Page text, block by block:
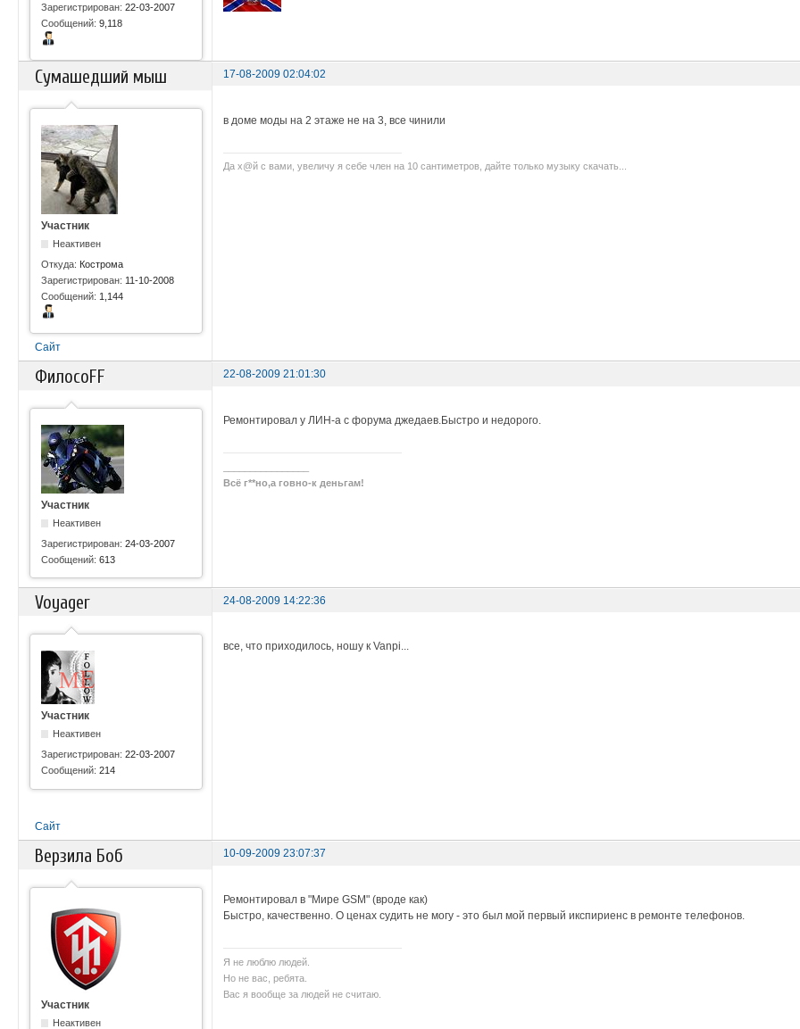
Зарегистрирован:22-03-2007
Сообщений:9,118
Сумашедший мыш 17-08-2009 02:04:02
Участник
Неактивен
Откуда: Кострома
Зарегистрирован: 11-10-2008
Сообщений: 1,144
в доме моды на 2 этаже не на 3, все чинили
Да х@й с вами, увеличу я себe член на 10 сантиметров, дайте только музыку скачать...
Сайт
ФилосоFF 22-08-2009 21:01:30
Участник
Неактивен
Зарегистрирован:24-03-2007
Сообщений:613
Ремонтировал у ЛИН-а с форума джедаев.Быстро и недорого.
Всё г**но,а говно-к деньгам!
Voyager 24-08-2009 14:22:36
Участник
Неактивен
Зарегистрирован:22-03-2007
Сообщений:214
все, что приходилось, ношу к Vanpi...
Сайт
Верзила Боб 10-09-2009 23:07:37
Участник
Неактивен
Ремонтировал в "Мире GSM" (вроде как)
Быстро, качественно. О ценах судить не могу - это был мой первый икспириенс в ремонте телефонов.
Я не люблю людей.
Но не вас, ребята.
Вас я вообще за людей не считаю.